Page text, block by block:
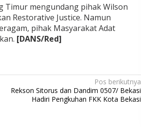
Timur mengundang pihak Wilson
Restorative Justice. Namun
pihak Masyarakat Adat
[DANS/Red]
Pos berikutnya
Rekson Sitorus dan Dandim 0507/ Bekasi
Hadiri Pengkuhan FKK Kota Bekasi